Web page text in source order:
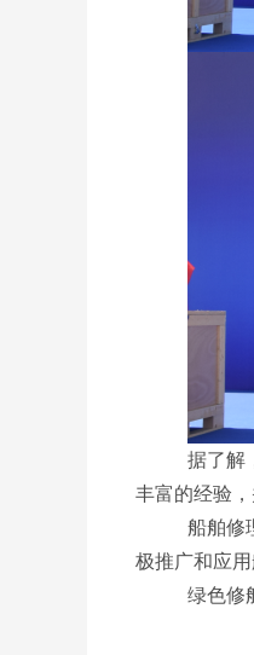
据了解
丰富的经验
船舶修
极推广和应
绿色修